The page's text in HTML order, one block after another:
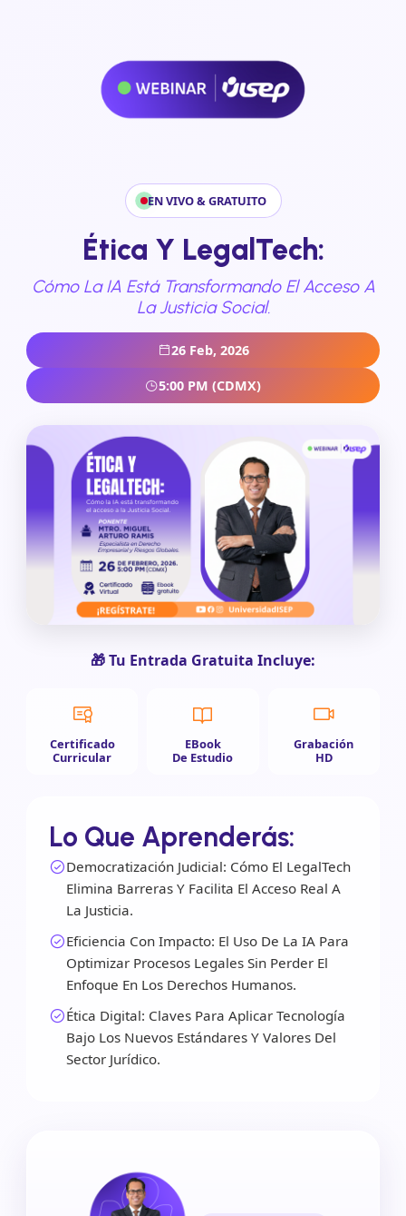
EN VIVO & GRATUITO
Ética Y LegalTech:
Cómo La IA Está Transformando El Acceso A
La Justicia Social.
26 Feb, 2026
5:00 PM (CDMX)
🎁 Tu Entrada Gratuita Incluye:
Certificado
Curricular
EBook
De Estudio
Grabación
HD
Lo Que Aprenderás:
Democratización Judicial: Cómo El LegalTech
Elimina Barreras Y Facilita El Acceso Real A
La Justicia.
Eficiencia Con Impacto: El Uso De La IA Para
Optimizar Procesos Legales Sin Perder El
Enfoque En Los Derechos Humanos.
Ética Digital: Claves Para Aplicar Tecnología
Bajo Los Nuevos Estándares Y Valores Del
Sector Jurídico.